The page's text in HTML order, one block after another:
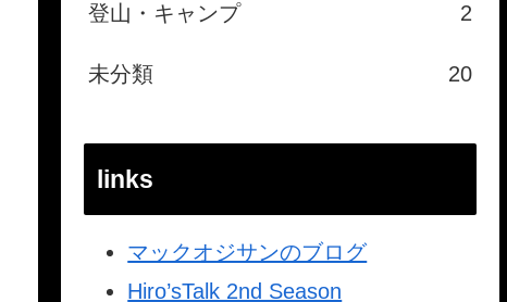
登山・キャンプ 2
未分類 20
links
マックオジサンのブログ
Hiro’sTalk 2nd Season